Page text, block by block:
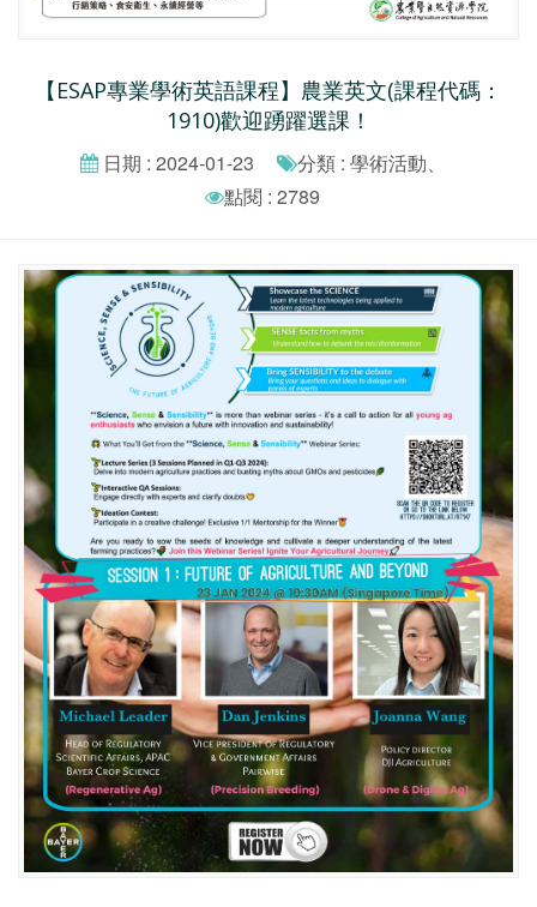
【ESAP專業學術英語課程】農業英文(課程代碼：
1910)歡迎踴躍選課！
日期 : 2024-01-23
分類 : 學術活動、
點閱 : 2789